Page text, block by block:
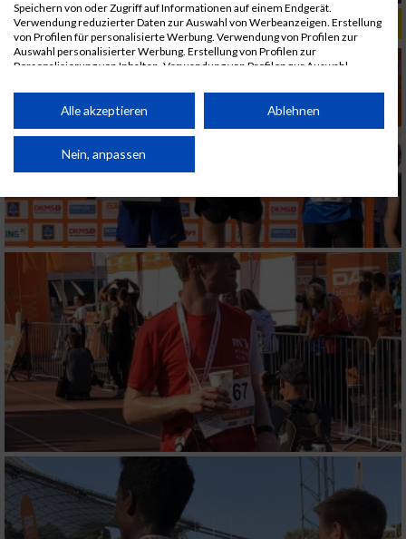
ALBUM B2RUN MÜNCHEN, B2RUN / 16.07.2019
Speichern von oder Zugriff auf Informationen auf einem Endgerät.
Verwendung reduzierter Daten zur Auswahl von Werbeanzeigen. Erstellung
von Profilen für personalisierte Werbung. Verwendung von Profilen zur
Auswahl personalisierter Werbung. Erstellung von Profilen zur
Personalisierung von Inhalten. Verwendung von Profilen zur Auswahl
Performance von Inhalten. Analyse von Zielgruppen durch Statistiken oder
Kombinationen von Daten aus verschiedenen Quellen. Entwicklung und
von Inhalten.
Daten können außerhalb der Europäischen Union weitergegeben und in die
Website/App.
Partnerliste anzeigen (1 IAB-Anbieter)
Wir nutzen Ihre Daten für folgende Zwecke:
IAB-Verarbeitungszwecke:
Speichern von oder Zugriff auf Informationen
auf einem Endgerät
Verwendung reduzierter Daten zur Auswahl
von Werbeanzeigen
Erstellung von Profilen für personalisierte
Werbung
Verwendung von Profilen zur Auswahl
personalisierter Werbung
Alle akzeptieren Ablehnen
Nein, anpassen